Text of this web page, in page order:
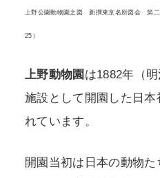
上野公園動物園之図 新撰東京名所図会
25）
上野動物園 は1882年（
施設として開園した日
れています。
開園当初は日本の動物